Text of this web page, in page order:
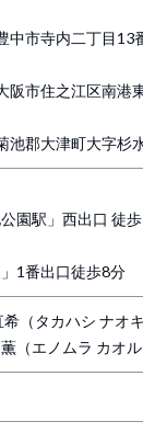
中市寺内二丁目13
阪市住之江区南港
池郡大津町大字杉
園駅」西出口 徒
1番出口徒歩8分
（タカハシ ナオキ
エノムラ カオル